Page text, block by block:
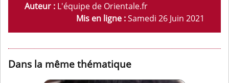
Auteur : L'équipe de Orientale.fr
Mis en ligne :Samedi 26 Juin 2021
Dans la même thématique